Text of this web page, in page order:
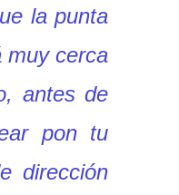
la punta
muy cerca
antes de
pon tu
dirección